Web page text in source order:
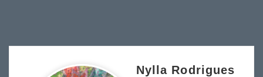
Nylla Rodrigues